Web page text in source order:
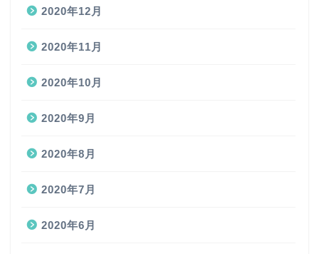
2020年12月
2020年11月
2020年10月
2020年9月
2020年8月
2020年7月
2020年6月